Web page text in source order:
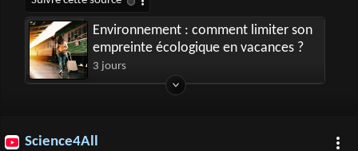
Environnement : comment limiter son
empreinte écologique en vacances ?
3 jours
Science4All